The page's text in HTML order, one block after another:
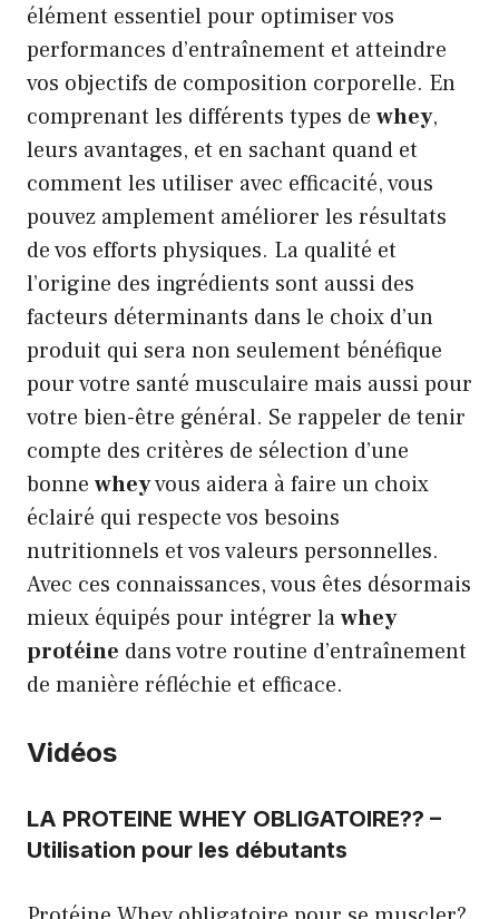
élément essentiel pour optimiser vos
performances d’entraînement et atteindre
vos objectifs de composition corporelle. En
comprenant les différents types de whey,
leurs avantages, et en sachant quand et
comment les utiliser avec efficacité, vous
pouvez amplement améliorer les résultats
de vos efforts physiques. La qualité et
l’origine des ingrédients sont aussi des
facteurs déterminants dans le choix d’un
produit qui sera non seulement bénéfique
pour votre santé musculaire mais aussi pour
votre bien-être général. Se rappeler de tenir
compte des critères de sélection d’une
bonne wheyvous aidera à faire un choix
éclairé qui respecte vos besoins
nutritionnels et vos valeurs personnelles.
Avec ces connaissances, vous êtes désormais
mieux équipés pour intégrer lawhey
protéine dans votre routine d’entraînement
de manière réfléchie et efficace.
Vidéos
LA PROTEINE WHEY OBLIGATOIRE?? –
Utilisation pour les débutants